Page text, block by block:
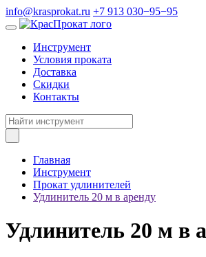
info@krasprokat.ru +7 913 030−95−95
Инструмент
Условия проката
Доставка
Скидки
Контакты
Главная
Инструмент
Прокат удлинителей
Удлинитель 20 м в аренду
Удлинитель 20 м в